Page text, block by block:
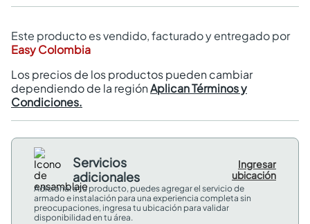
Este producto es vendido, facturado y entregado por
Easy Colombia
Los precios de los productos pueden cambiar
dependiendo de la regiónAplican Términos y
Condiciones.
Servicios
adicionales
Ingresar
ubicación
Adicional a tu producto, puedes agregar el servicio de
armado e instalación para una experiencia completa sin
preocupaciones, ingresa tu ubicación para validar
disponibilidad en tu área.